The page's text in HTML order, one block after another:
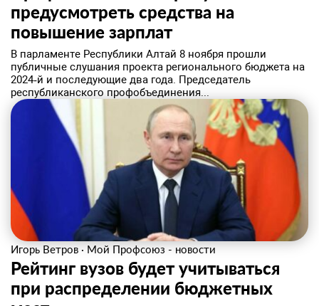
предусмотреть средства на
повышение зарплат
В парламенте Республики Алтай 8 ноября прошли
публичные слушания проекта регионального бюджета на
2024‑й и последующие два года. Председатель
республиканского профобъединения...
Игорь Ветров · Мой Профсоюз - новости
Рейтинг вузов будет учитываться
при распределении бюджетных